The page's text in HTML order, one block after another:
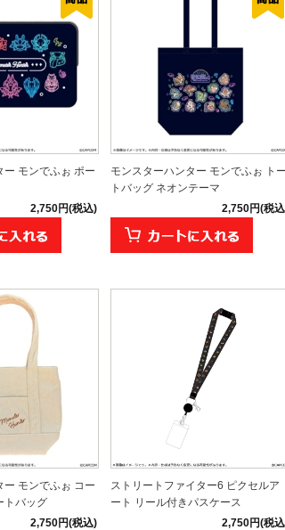
ー モンでふぉ ポー
2,750円(税込)
モンスターハンター モンでふぉ トー
トバッグ ネオンテーマ
2,750円(税
ー モンでふぉ コー
トバッグ
2,750円(税込)
ストリートファイター6 ピクセルア
ート リール付きパスケース
2,750円(税